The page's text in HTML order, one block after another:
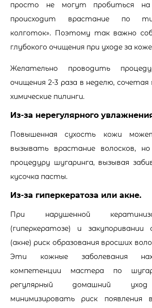
просто не могут пробиться на
происходит врастание по
колготок». Поэтому так важно
глубокого очищения при уходе за
Желательно проводить
очищения 2-3 раза в неделю, сочетая
химические пилинги.
Из-за нерегулярного
Повышенная сухость кожи
вызывать врастание волосков,
процедуру шугаринга, вызывая
кусочка пасты.
Из-за гиперкератоза или акне.
При нарушенной
(гиперкератозе) и закупоривании
(акне) риск образования вросших
Эти кожные заболевания
компетенции мастера по
регулярный домашний
минимизировать риск появления